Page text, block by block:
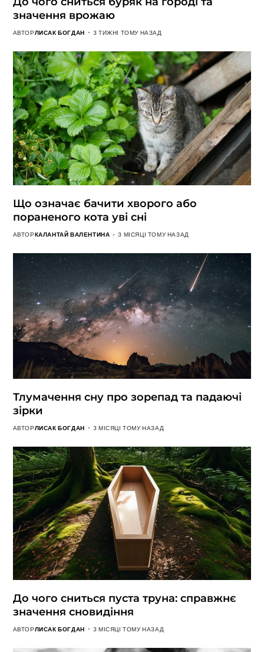
значення врожаю
АВТОРЛИСАК БОГДАН 3 ТИЖНІ ТОМУ НАЗАД
Що означає бачити хворого або
пораненого кота уві сні
АВТОРКАЛАНТАЙ ВАЛЕНТИНА 3 МІСЯЦІ ТОМУ НАЗАД
Тлумачення сну про зорепад та падаючі
зірки
АВТОРЛИСАК БОГДАН 3 МІСЯЦІ ТОМУ НАЗАД
До чого сниться пуста труна: справжнє
значення сновидіння
АВТОРЛИСАК БОГДАН 3 МІСЯЦІ ТОМУ НАЗАД